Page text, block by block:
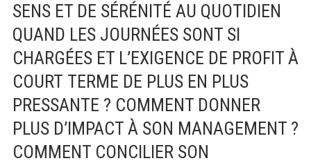
SENS ET DE SÉRÉNITÉ AU QUOTIDIEN
QUAND LES JOURNÉES SONT SI
CHARGÉES ET L’EXIGENCE DE PROFIT À
COURT TERME DE PLUS EN PLUS
PRESSANTE ? COMMENT DONNER
PLUS D’IMPACT À SON MANAGEMENT ?
COMMENT CONCILIER SON